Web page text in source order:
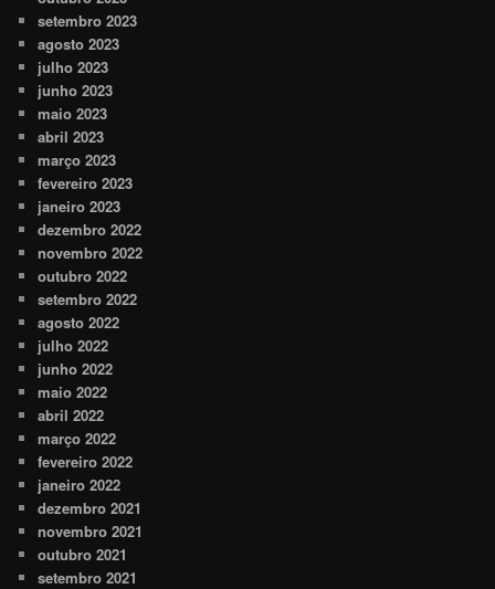
setembro 2023
agosto 2023
julho 2023
junho 2023
maio 2023
abril 2023
março 2023
fevereiro 2023
janeiro 2023
dezembro 2022
novembro 2022
outubro 2022
setembro 2022
agosto 2022
julho 2022
junho 2022
maio 2022
abril 2022
março 2022
fevereiro 2022
janeiro 2022
dezembro 2021
novembro 2021
outubro 2021
setembro 2021